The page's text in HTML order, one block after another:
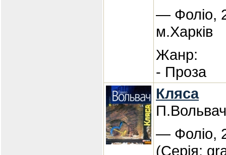
— Фоліо,
м.Харків
Жанр:
- Проза
Кляса
П.Вольвач
— Фоліо,
(Серія: